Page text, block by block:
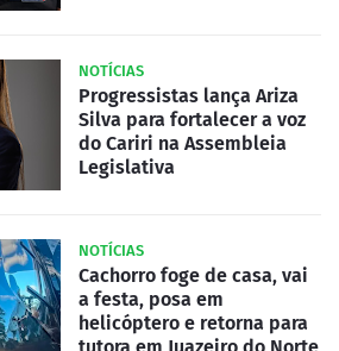
NOTÍCIAS
Progressistas lança Ariza
Silva para fortalecer a voz
do Cariri na Assembleia
Legislativa
NOTÍCIAS
Cachorro foge de casa, vai
a festa, posa em
helicóptero e retorna para